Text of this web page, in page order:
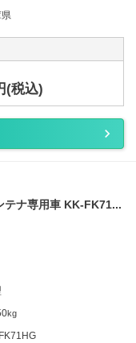
(税込)
テナ専用車 KK-FK71...
kg